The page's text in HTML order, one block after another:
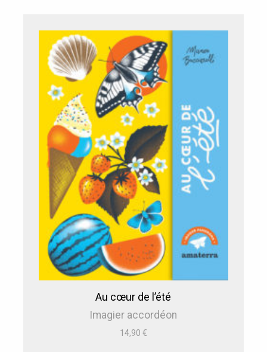
Au cœur de l’été
Imagier accordéon
14,90 €